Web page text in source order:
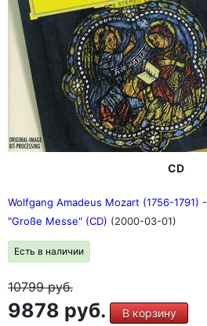
CD
Wolfgang Amadeus Mozart (1756-1791)
"Große Messe" (CD) (2000-03-01)
Есть в наличии
10799руб.
9878 руб. В корзину